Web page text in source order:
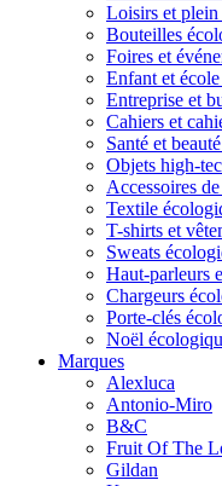
Loisirs et
Bouteilles
Foires et
Enfant et
Entreprise et
Cahiers et
Santé et
Objets high-
Accessoires
Textile
T-shirts et
Sweats
Haut-parleurs
Chargeurs
Porte-clés
Noël
Marques
Alexluca
Antonio-Miro
B&C
Fruit Of The
Gildan